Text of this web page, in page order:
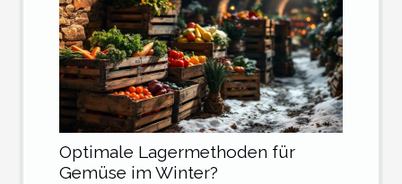
Optimale Lagermethoden für
Gemüse im Winter?